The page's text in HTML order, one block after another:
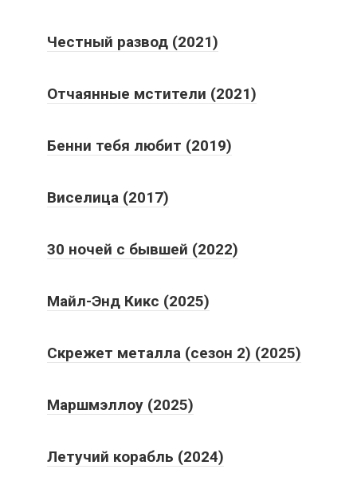
Честный развод (2021)
Отчаянные мстители (2021)
Бенни тебя любит (2019)
Виселица (2017)
30 ночей с бывшей (2022)
Майл-Энд Кикс (2025)
Скрежет металла (сезон 2) (2025)
Маршмэллоу (2025)
Летучий корабль (2024)